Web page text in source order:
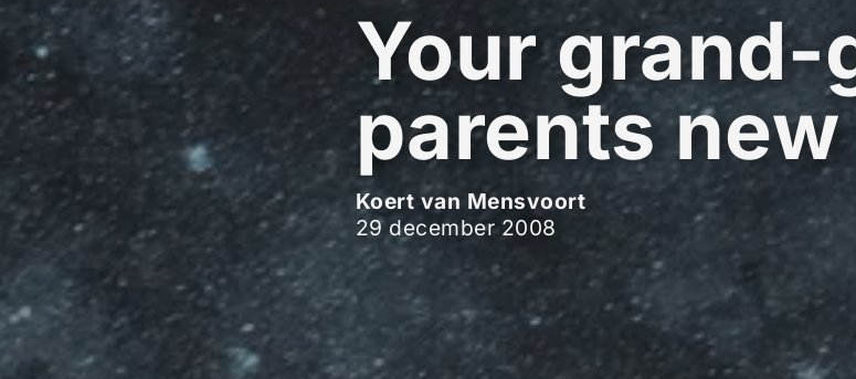
Your grand-
parents
Koert van Mensvoort
29 december 2008